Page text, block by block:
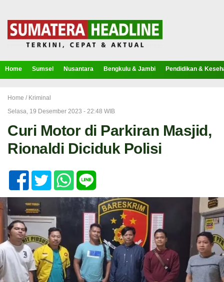
Home Sumsel Nusantara Bengkulu & Jambi Pendidikan &
Home / Kriminal
Selasa, 19 Desember 2023 - 22:48 WIB
Curi Motor di Parkiran Masjid,
Rionaldi Diciduk Polisi